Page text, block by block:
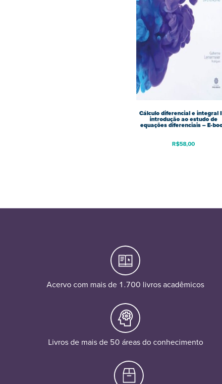
Cálculo diferencial e integral
introdução ao estudo de
equações diferenciais – E-
R$58,00
Acervo com mais de 1.700 livros acadêmicos
Livros de mais de 50 áreas do conhecimento